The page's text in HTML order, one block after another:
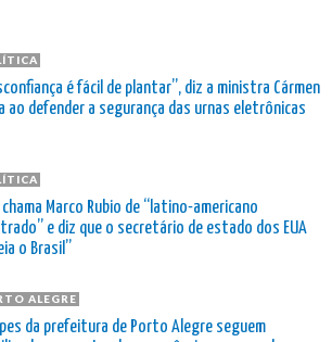
é fácil de plantar”, diz a ministra Cármen
ao defender a segurança das urnas eletrônicas
chama Marco Rubio de “latino-americano
e diz que o secretário de estado dos EUA
o Brasil”
ALEGRE
da prefeitura de Porto Alegre seguem